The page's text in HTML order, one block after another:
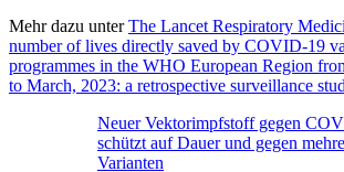
Mehr dazu unterThe Lancet Respiratory
number of lives directly saved by COVID-19
programmes in the WHO European Region
to March, 2023: a retrospective surveillance
Neuer Vektorimpfstoff gegen
schützt auf Dauer und gegen
Varianten